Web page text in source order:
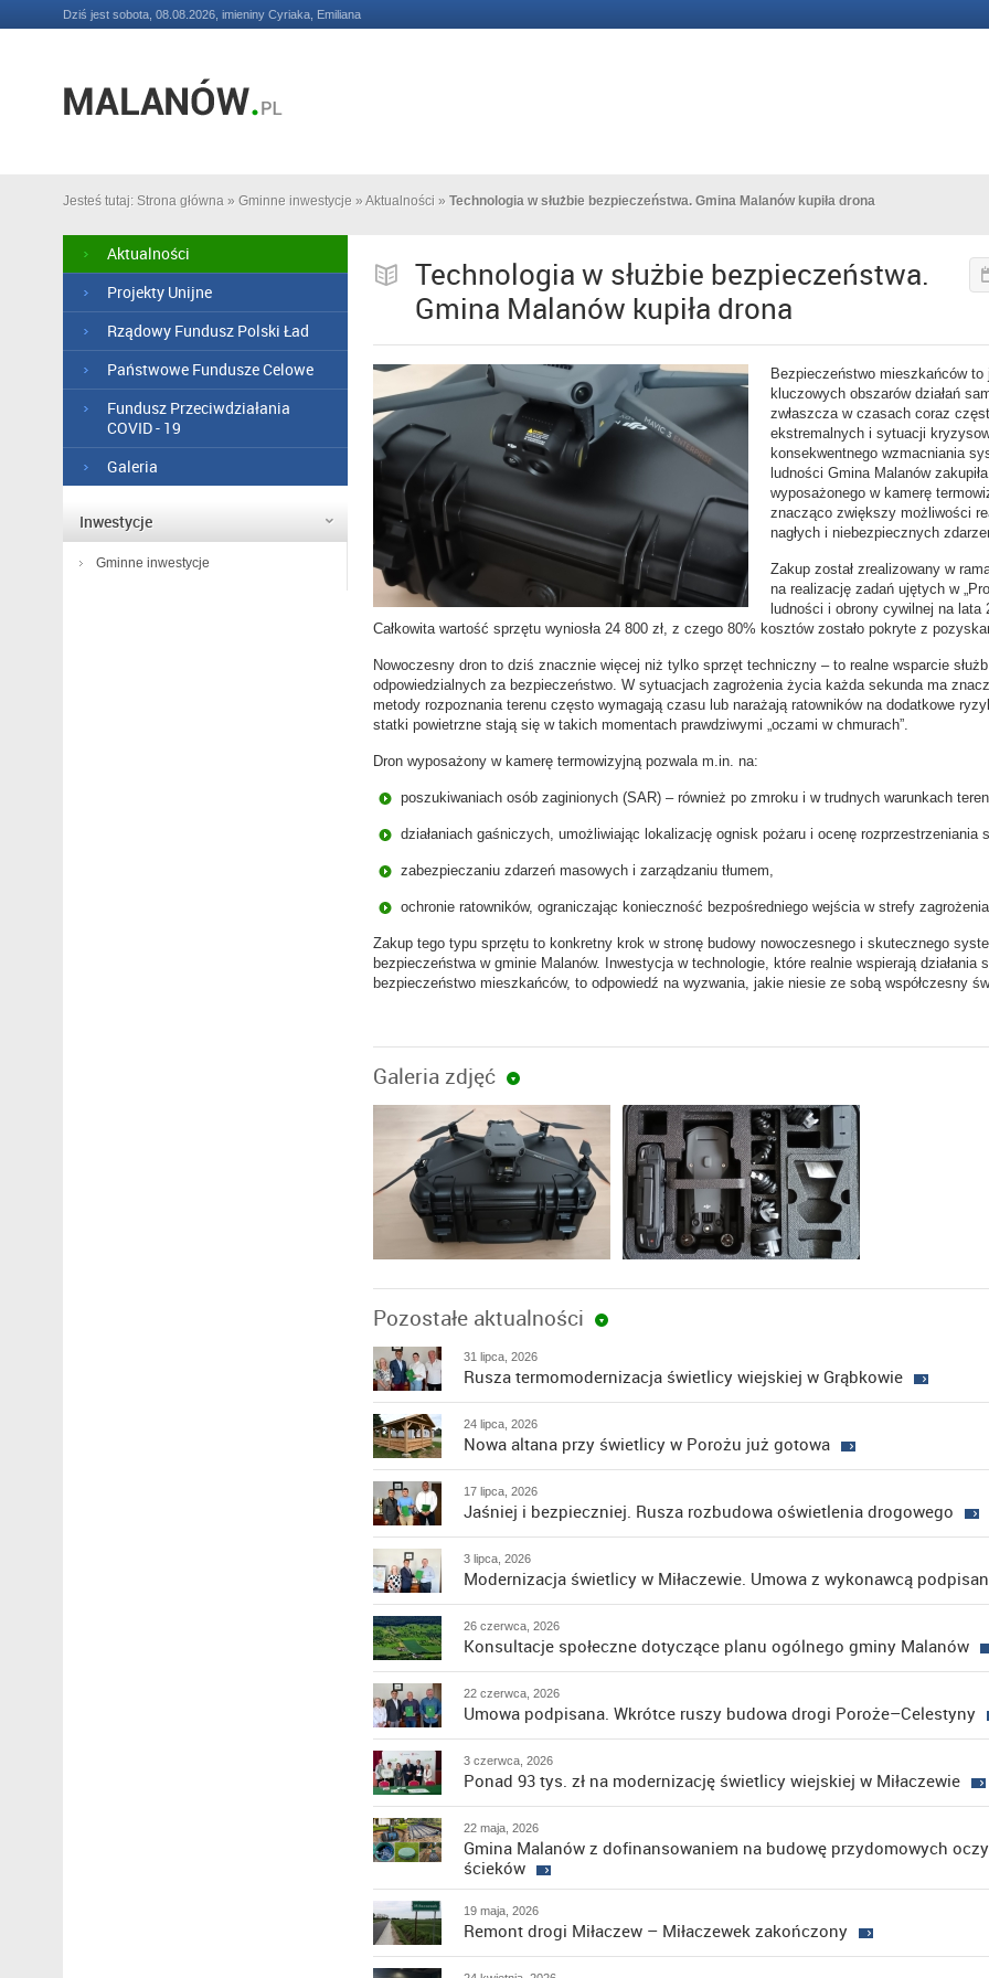
Dziś jest sobota, 08.08.2026, imieniny Cyriaka, Emiliana
Jesteś tutaj: Strona główna » Gminne inwestycje » Aktualności » Technologia w służbie bezpieczeństwa. Gmina Malanów kupiła drona
Aktualności
Projekty Unijne
Rządowy Fundusz Polski Ład
Państwowe Fundusze Celowe
Fundusz Przeciwdziałania
COVID - 19
Galeria
Inwestycje
Gminne inwestycje
Technologia w służbie bezpieczeństwa.
Gmina Malanów kupiła drona
Bezpieczeństwo mieszkańców to
kluczowych obszarów działań
zwłaszcza w czasach coraz
ekstremalnych i sytuacji
konsekwentnego wzmacniania
ludności Gmina Malanów
wyposażonego w kamerę
znacząco zwiększy możliwości
nagłych i niebezpiecznych
Zakup został zrealizowany w
na realizację zadań ujętych w
ludności i obrony cywilnej na lata
Całkowita wartość sprzętu wyniosła 24 800 zł, z czego 80% kosztów zostało pokryte z
Nowoczesny dron to dziś znacznie więcej niż tylko sprzęt techniczny – to realne wsparcie
odpowiedzialnych za bezpieczeństwo. W sytuacjach zagrożenia życia każda sekunda ma
metody rozpoznania terenu często wymagają czasu lub narażają ratowników na dodatkowe
statki powietrzne stają się w takich momentach prawdziwymi „oczami w chmurach”.
Dron wyposażony w kamerę termowizyjną pozwala m.in. na:
poszukiwaniach osób zaginionych (SAR) – również po zmroku i w trudnych warunkach
działaniach gaśniczych, umożliwiając lokalizację ognisk pożaru i ocenę rozprzestrzeniania
zabezpieczaniu zdarzeń masowych i zarządzaniu tłumem,
ochronie ratowników, ograniczając konieczność bezpośredniego wejścia w strefy
Zakup tego typu sprzętu to konkretny krok w stronę budowy nowoczesnego i skutecznego
bezpieczeństwa w gminie Malanów. Inwestycja w technologie, które realnie wspierają działania
bezpieczeństwo mieszkańców, to odpowiedź na wyzwania, jakie niesie ze sobą współczesny
Galeria zdjęć
Pozostałe aktualności
31 lipca, 2026
Rusza termomodernizacja świetlicy wiejskiej w Grąbkowie
24 lipca, 2026
Nowa altana przy świetlicy w Porożu już gotowa
17 lipca, 2026
Jaśniej i bezpieczniej. Rusza rozbudowa oświetlenia drogowego
3 lipca, 2026
Modernizacja świetlicy w Miłaczewie. Umowa z wykonawcą
26 czerwca, 2026
Konsultacje społeczne dotyczące planu ogólnego gminy Malanów
22 czerwca, 2026
Umowa podpisana. Wkrótce ruszy budowa drogi Poroże–Celestyny
3 czerwca, 2026
Ponad 93 tys. zł na modernizację świetlicy wiejskiej w Miłaczewie
22 maja, 2026
Gmina Malanów z dofinansowaniem na budowę przydomowych
ścieków
19 maja, 2026
Remont drogi Miłaczew – Miłaczewek zakończony